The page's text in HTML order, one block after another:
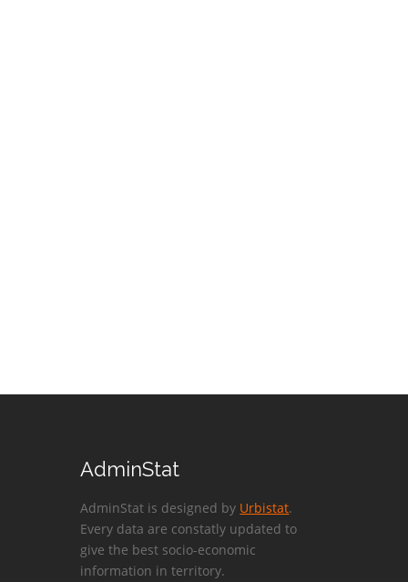
AdminStat
AdminStat is designed by Urbistat.
Every data are constatly updated to
give the best socio-economic
information in territory.